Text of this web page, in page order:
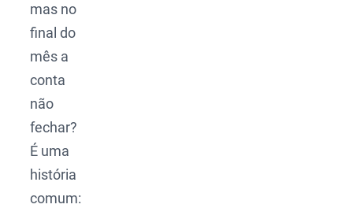
mas no
final do
mês a
conta
não
fechar?
É uma
história
comum: